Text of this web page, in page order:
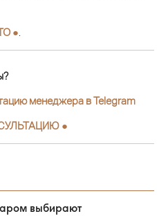
●
менеджера в Telegram
●
выбирают